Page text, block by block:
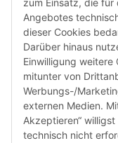
zum Einsatz, die für
Angebotes
dieser Cookies
Darüber hinaus
Einwilligung weitere
mitunter von
Werbungs-/
externen Medien.
Akzeptieren“
technisch nicht
Susannenstraße
Tel: +49 (0)40 432
Email:
Servicezeiten (Mo.-